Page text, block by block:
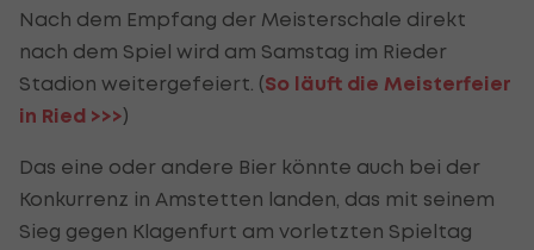
Nach dem Empfang der Meisterschale direkt
nach dem Spiel wird am Samstag im Rieder
Stadion weitergefeiert. (So läuft die Meisterfeier
in Ried >>>)
Das eine oder andere Bier könnte auch bei der
Konkurrenz in Amstetten landen, das mit seinem
Sieg gegen Klagenfurt am vorletzten Spieltag